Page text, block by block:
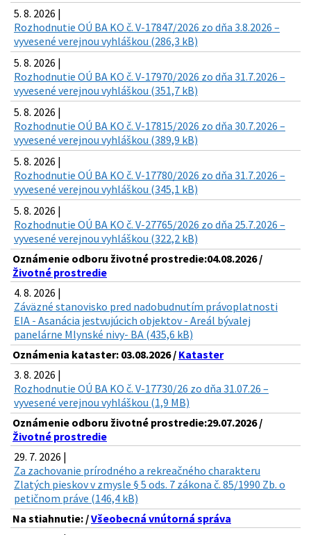
5. 8. 2026 |
Rozhodnutie OÚ BA KO č. V-17847/2026 zo dňa 3.8.2026 –
vyvesené verejnou vyhláškou (286,3 kB)
5. 8. 2026 |
Rozhodnutie OÚ BA KO č. V-17970/2026 zo dňa 31.7.2026 –
vyvesené verejnou vyhláškou (351,7 kB)
5. 8. 2026 |
Rozhodnutie OÚ BA KO č. V-17815/2026 zo dňa 30.7.2026 –
vyvesené verejnou vyhláškou (389,9 kB)
5. 8. 2026 |
Rozhodnutie OÚ BA KO č. V-17780/2026 zo dňa 31.7.2026 –
vyvesené verejnou vyhláškou (345,1 kB)
5. 8. 2026 |
Rozhodnutie OÚ BA KO č. V-27765/2026 zo dňa 25.7.2026 –
vyvesené verejnou vyhláškou (322,2 kB)
Oznámenie odboru životné prostredie:04.08.2026 /
Životné prostredie
4. 8. 2026 |
Záväzné stanovisko pred nadobudnutím právoplatnosti
EIA - Asanácia jestvujúcich objektov - Areál bývalej
panelárne Mlynské nivy- BA (435,6 kB)
Oznámenia kataster: 03.08.2026 / Kataster
3. 8. 2026 |
Rozhodnutie OÚ BA KO č. V-17730/26 zo dňa 31.07.26 –
vyvesené verejnou vyhláškou (1,9 MB)
Oznámenie odboru životné prostredie:29.07.2026 /
Životné prostredie
29. 7. 2026 |
Za zachovanie prírodného a rekreačného charakteru
Zlatých pieskov v zmysle § 5 ods. 7 zákona č. 85/1990 Zb. o
petičnom práve (146,4 kB)
Na stiahnutie: /Všeobecná vnútorná správa